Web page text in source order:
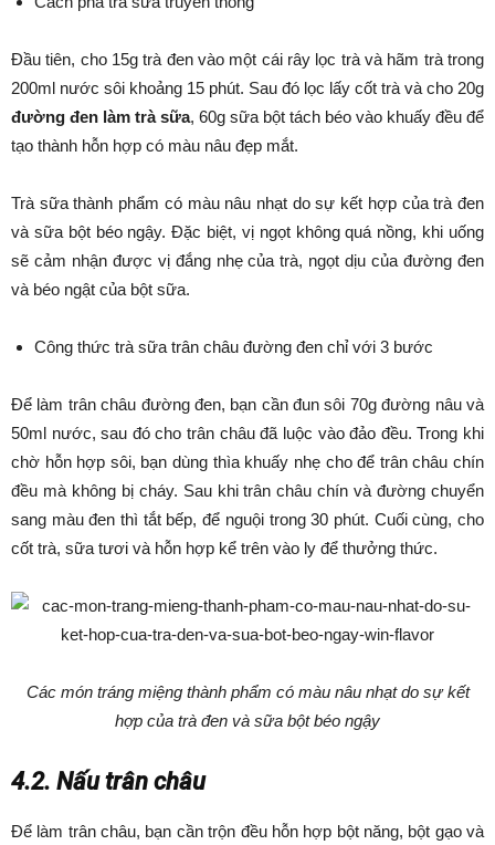
Đầu tiên, cho 15g trà đen vào một cái rây lọc trà và hãm trà trong
200ml nước sôi khoảng 15 phút. Sau đó lọc lấy cốt trà và cho 20g
đường đen làm trà sữa, 60g sữa bột tách béo vào khuấy đều để
tạo thành hỗn hợp có màu nâu đẹp mắt.
Trà sữa thành phẩm có màu nâu nhạt do sự kết hợp của trà đen
và sữa bột béo ngậy. Đặc biệt, vị ngọt không quá nồng, khi uống
sẽ cảm nhận được vị đắng nhẹ của trà, ngọt dịu của đường đen
và béo ngật của bột sữa.
Công thức trà sữa trân châu đường đen chỉ với 3 bước
Để làm trân châu đường đen, bạn cần đun sôi 70g đường nâu và
50ml nước, sau đó cho trân châu đã luộc vào đảo đều. Trong khi
chờ hỗn hợp sôi, bạn dùng thìa khuấy nhẹ cho để trân châu chín
đều mà không bị cháy. Sau khi trân châu chín và đường chuyển
sang màu đen thì tắt bếp, để nguội trong 30 phút. Cuối cùng, cho
cốt trà, sữa tươi và hỗn hợp kể trên vào ly để thưởng thức.
Các món tráng miệng thành phẩm có màu nâu nhạt do sự kết
hợp của trà đen và sữa bột béo ngậy
4.2. Nấu trân châu
Để làm trân châu, bạn cần trộn đều hỗn hợp bột năng, bột gạo và